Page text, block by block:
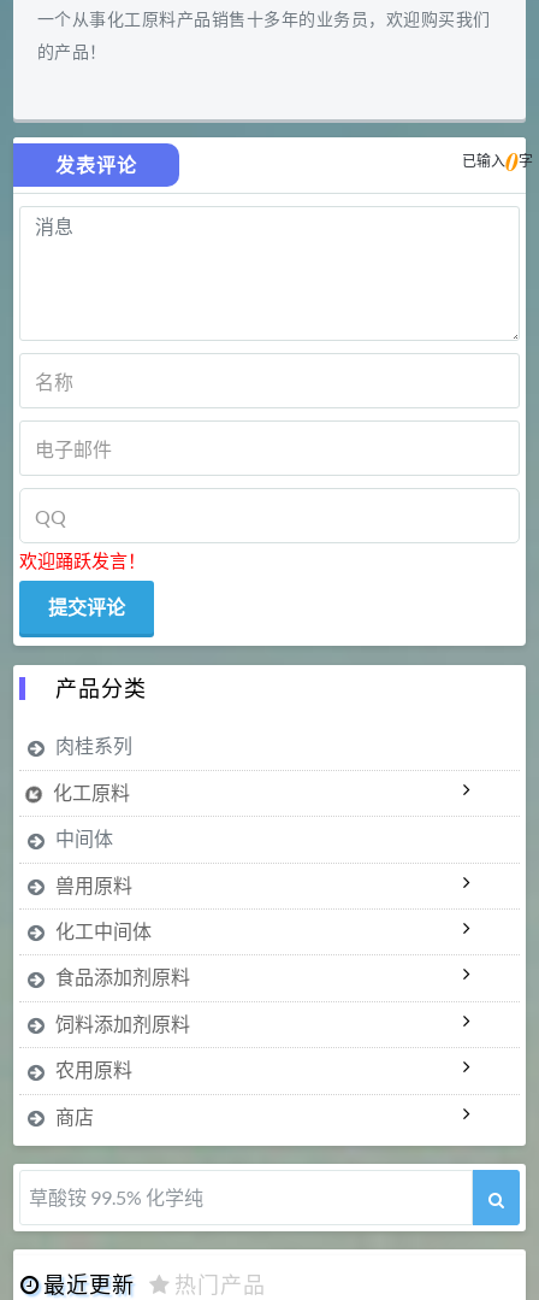
一个从事化工原料产品销售十多年的业务员，欢迎购买我们
的产品！
发表评论 已输入0字
欢迎踊跃发言！
产品分类
肉桂系列
化工原料
中间体
兽用原料
化工中间体
食品添加剂原料
饲料添加剂原料
农用原料
商店
草酸铵 99.5% 化学纯
最近更新 热门产品